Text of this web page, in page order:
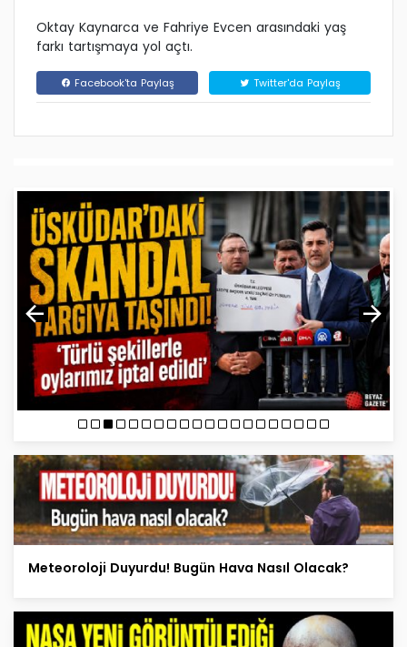
Oktay Kaynarca ve Fahriye Evcen arasındaki yaş
farkı tartışmaya yol açtı.
Facebook'ta Paylaş Twitter'da Paylaş
Meteoroloji Duyurdu! Bugün Hava Nasıl Olacak?